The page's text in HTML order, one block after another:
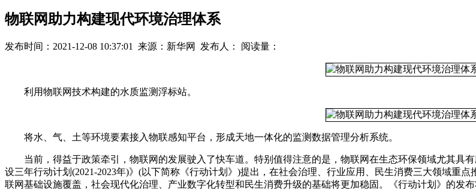
物联网助力构建现代环境治理体系
发布时间：2021-12-08 10:37:01 来源：新华网 发布人： 阅读量：
利用物联网技术构建的水质监测浮标站。
将水、气、土等环境要素接入物联感知平台，形成天地一体化的监测数据管理分析系统。
当前，得益于政策牵引，物联网的发展驶入了快车道。特别值得注意的是，物联网在生态环保领域尤其具
设三年行动计划(2021-2023年)》(以下简称《行动计划》)提出，在社会治理、行业应用、民生消费三大领域重
联网基础设施覆盖，社会现代化治理、产业数字化转型和民生消费升级的基础将更加稳固。《行动计划》的发